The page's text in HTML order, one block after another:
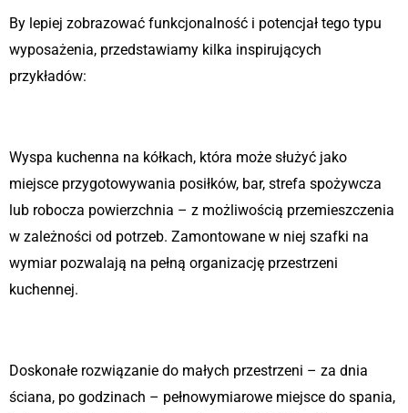
By lepiej zobrazować funkcjonalność i potencjał tego typu
wyposażenia, przedstawiamy kilka inspirujących
przykładów:
Wyspa kuchenna na kółkach, która może służyć jako
miejsce przygotowywania posiłków, bar, strefa spożywcza
lub robocza powierzchnia – z możliwością przemieszczenia
w zależności od potrzeb. Zamontowane w niej szafki na
wymiar pozwalają na pełną organizację przestrzeni
kuchennej.
Doskonałe rozwiązanie do małych przestrzeni – za dnia
ściana, po godzinach – pełnowymiarowe miejsce do spania,